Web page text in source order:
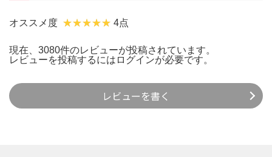
オススメ度 4点
現在、3080件のレビューが投稿されています。
レビューを投稿するには ログインが必要です。
レビューを書く